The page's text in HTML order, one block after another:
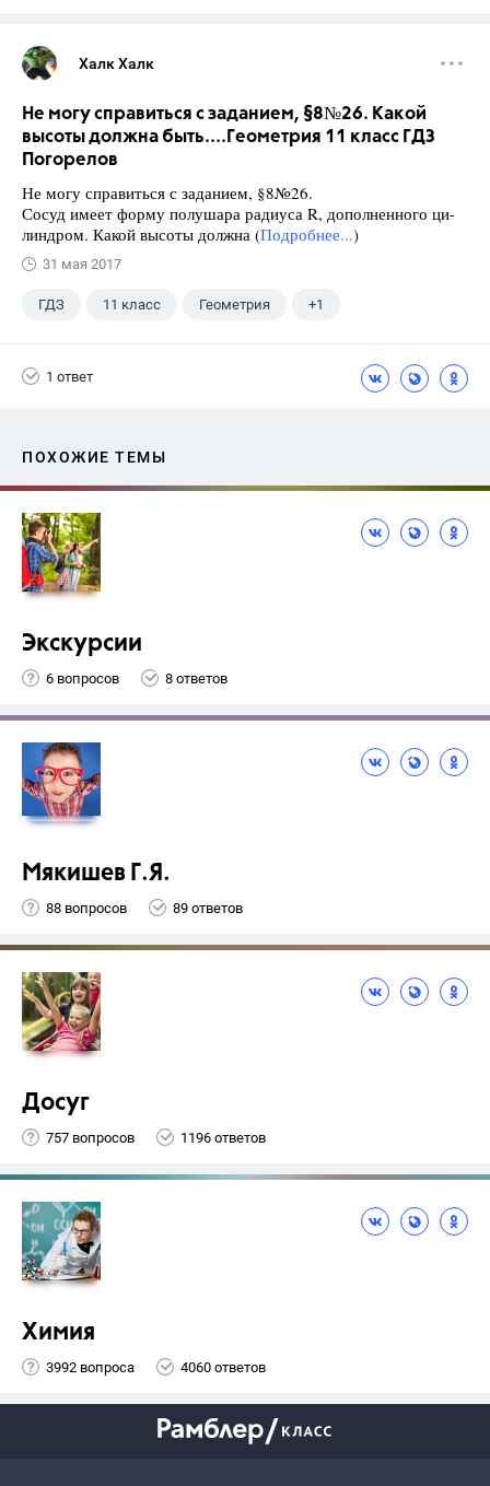
Халк Халк
Не могу справиться с заданием, §8№26. Какой
высоты должна быть....Геометрия 11 класс ГДЗ
Погорелов
Не могу справиться с заданием, §8№26.
Сосуд имеет форму полушара радиуса R, дополненного ци-
линдром. Какой высоты должна (Подробнее...)
31 мая 2017
ГДЗ 11 класс Геометрия +1
1 ответ
ПОХОЖИЕ ТЕМЫ
Экскурсии
6 вопросов 8 ответов
Мякишев Г.Я.
88 вопросов 89 ответов
Досуг
757 вопросов 1196 ответов
Химия
3992 вопроса 4060 ответов